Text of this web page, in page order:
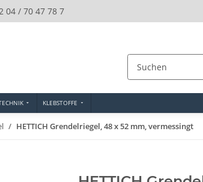
04 / 70 47 78 7
KLEBSTOFFE
HETTICH Grendelriegel, 48 x 52 mm, vermessingt